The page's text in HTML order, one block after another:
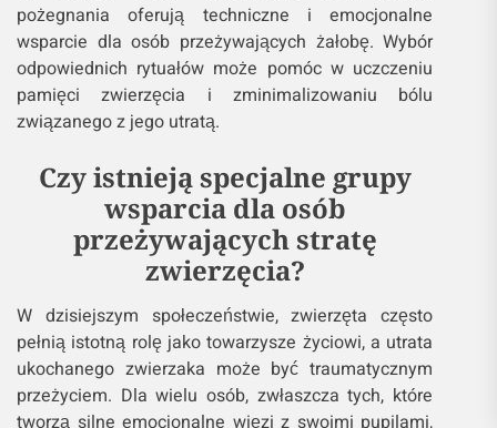
pożegnania oferują techniczne i emocjonalne
wsparcie dla osób przeżywających żałobę. Wybór
odpowiednich rytuałów może pomóc w uczczeniu
pamięci zwierzęcia i zminimalizowaniu bólu
związanego z jego utratą.
Czy istnieją specjalne grupy
wsparcia dla osób
przeżywających stratę
zwierzęcia?
W dzisiejszym społeczeństwie, zwierzęta często
pełnią istotną rolę jako towarzysze życiowi, a utrata
ukochanego zwierzaka może być traumatycznym
przeżyciem. Dla wielu osób, zwłaszcza tych, które
tworzą silne emocjonalne więzi z swoimi pupilami,